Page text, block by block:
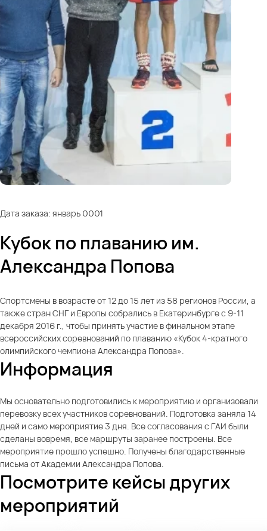
Дата заказа: январь 0001
Кубок по плаванию им.
Александра Попова
Спортсмены в возрасте от 12 до 15 лет из 58 регионов России, а
также стран СНГ и Европы собрались в Екатеринбурге с 9-11
декабря 2016 г., чтобы принять участие в финальном этапе
всероссийских соревнований по плаванию «Кубок 4-кратного
олимпийского чемпиона Александра Попова».
Информация
Мы основательно подготовились к мероприятию и организовали
перевозку всех участников соревнований. Подготовка заняла 14
дней и само мероприятие 3 дня. Все согласования с ГАИ были
сделаны вовремя, все маршруты заранее построены. Все
мероприятие прошло успешно. Получены благодарственные
письма от Академии Александра Попова.
Посмотрите кейсы других
мероприятий